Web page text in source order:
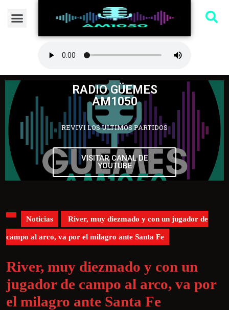
RADIO GÜEMES
AM1050
REVIVI LOS ULTIMOS PARTIDOS
VISITAR CANAL DE
YOUTUBE
Noticias River, muy diezmado y con un jugador de
campo al arco, va por el milagro ante Santa Fe
River, muy diezmado y con un
jugador de campo al arco, va por
el milagro ante Santa Fe